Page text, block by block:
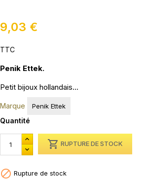
9,03 €
TTC
Penik Ettek.
Petit bijoux hollandais...
Marque Penik Ettek
Quantité
 RUPTURE DE STOCK
 Rupture de stock